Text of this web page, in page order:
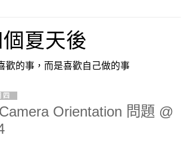
夏天後
歡的事，而是喜歡自己做的事
Orientation 問題 @